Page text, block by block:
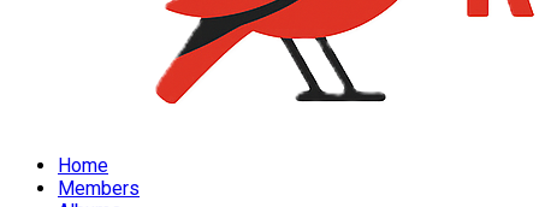
Home
Members